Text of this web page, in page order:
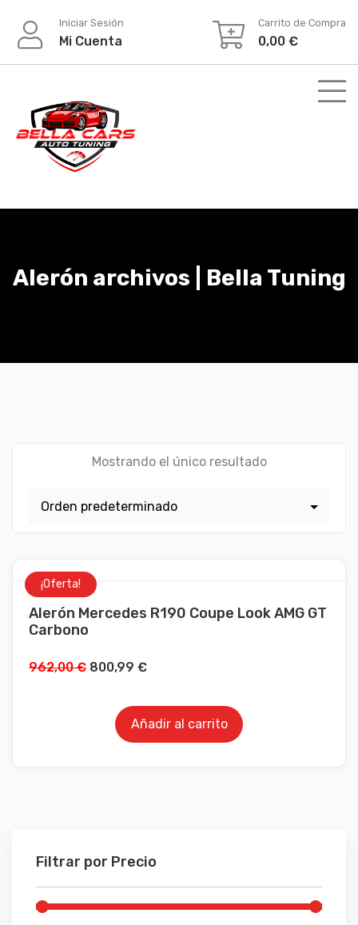
Iniciar Sesión
Mi Cuenta
Carrito de Compra
0,00 €
Alerón archivos | Bella Tuning
Mostrando el único resultado
Filtrar por Precio
¡Oferta!
Alerón Mercedes R190 Coupe Look AMG GT
Carbono
962,00€ 800,99 €
Añadir al carrito